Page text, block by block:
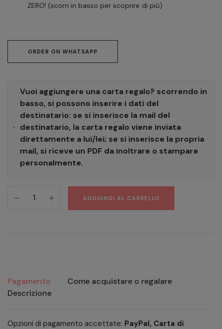
ZERO! (scorri in basso per scoprire di più)
ORDER ON WHATSAPP
Vuoi aggiungere una carta regalo? scorrendo in
basso, si possono inserire i dati del
destinatario: se si inserisce la mail del
destinatario, la carta regalo viene inviata
direttamente a lui/lei; se si inserisce la propria
mail, si riceve un PDF da inoltrare o stampare
personalmente.
AGGIUNGI AL CARRELLO
Pagamento
Come acquistare o regalare
Descrizione
Opzioni di pagamento accettate: PayPal, Carta di